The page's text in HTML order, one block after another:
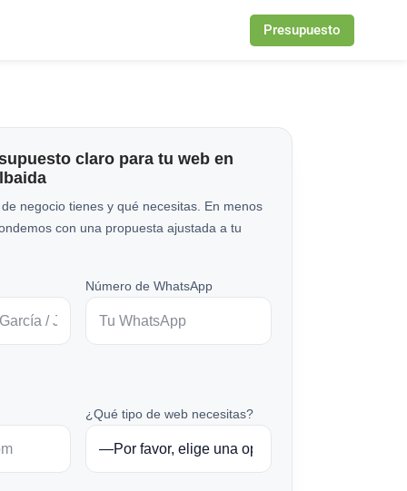
Presupuesto
claro para tu web en
negocio tienes y qué necesitas. En menos
con una propuesta ajustada a tu
Número de WhatsApp
¿Qué tipo de web necesitas?